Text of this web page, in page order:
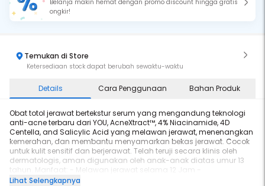
Belanja makin hemat dengan promo discount hingga gratis
ongkir!
Temukan di Store
Ketersediaan stock dapat berubah sewaktu-waktu
Details Cara Penggunaan Bahan Produk
Obat totol jerawat bertekstur serum yang mengandung teknologi
anti-acne terbaru dari YOU, AcneXtract™, 4% Niacinamide, 4D
Centella, and Salicylic Acid yang melawan jerawat, menenangkan
kemerahan, dan membantu menyamarkan bekas jerawat. Cocok
untuk kulit sensitif dan berjerawat. Telah teruji secara klinis oleh
dermatologis, aman digunakan oleh anak-anak diatas umur 13
tahun. Manfaat: - Melawan jerawat selama 12 Jam -
Menyamarkan bekas jerawat dalam 7 Hari - Menangkan
Lihat Selengkapnya